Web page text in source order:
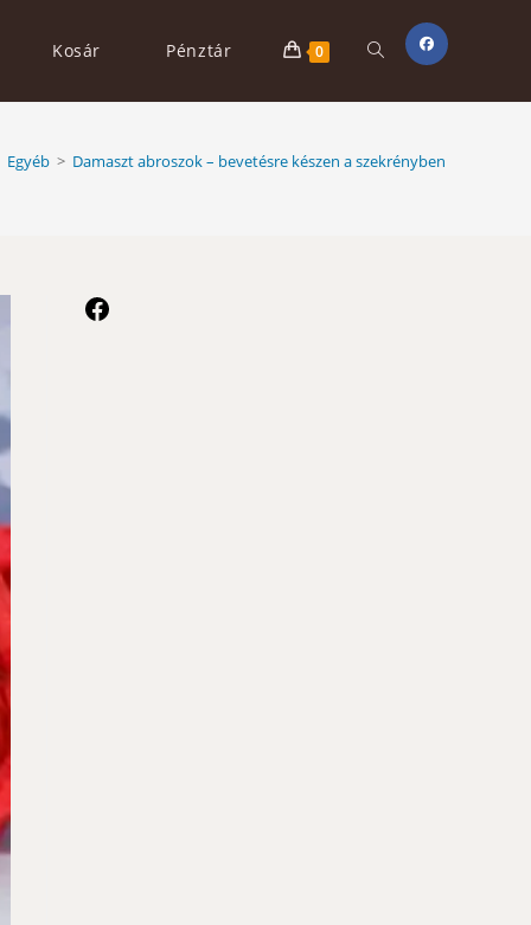
Kosár Pénztár 0 Toggle
website
Egyéb > Damaszt abroszok – bevetésre készen a szekrényben
Facebook